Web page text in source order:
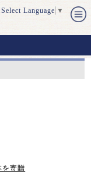
Select Language ▼
を寄贈